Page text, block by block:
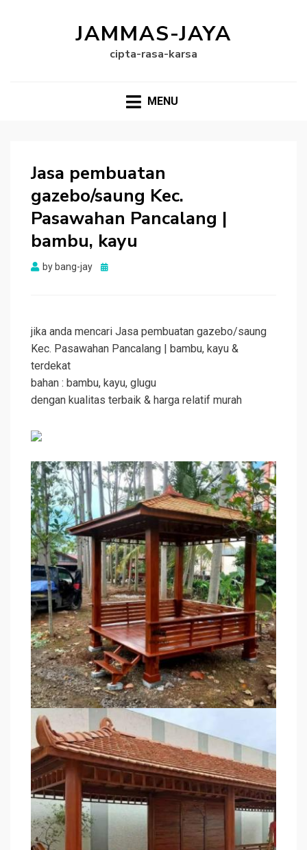
JAMMAS-JAYA
cipta-rasa-karsa
MENU
Jasa pembuatan
gazebo/saung Kec.
Pasawahan Pancalang |
bambu, kayu
by bang-jay
Posted
jika anda mencari Jasa pembuatan gazebo/saung
Kec. Pasawahan Pancalang | bambu, kayu &
terdekat
bahan : bambu, kayu, glugu
dengan kualitas terbaik & harga relatif murah